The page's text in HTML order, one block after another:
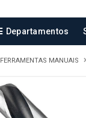
Departamentos
FERRAMENTAS MANUAIS